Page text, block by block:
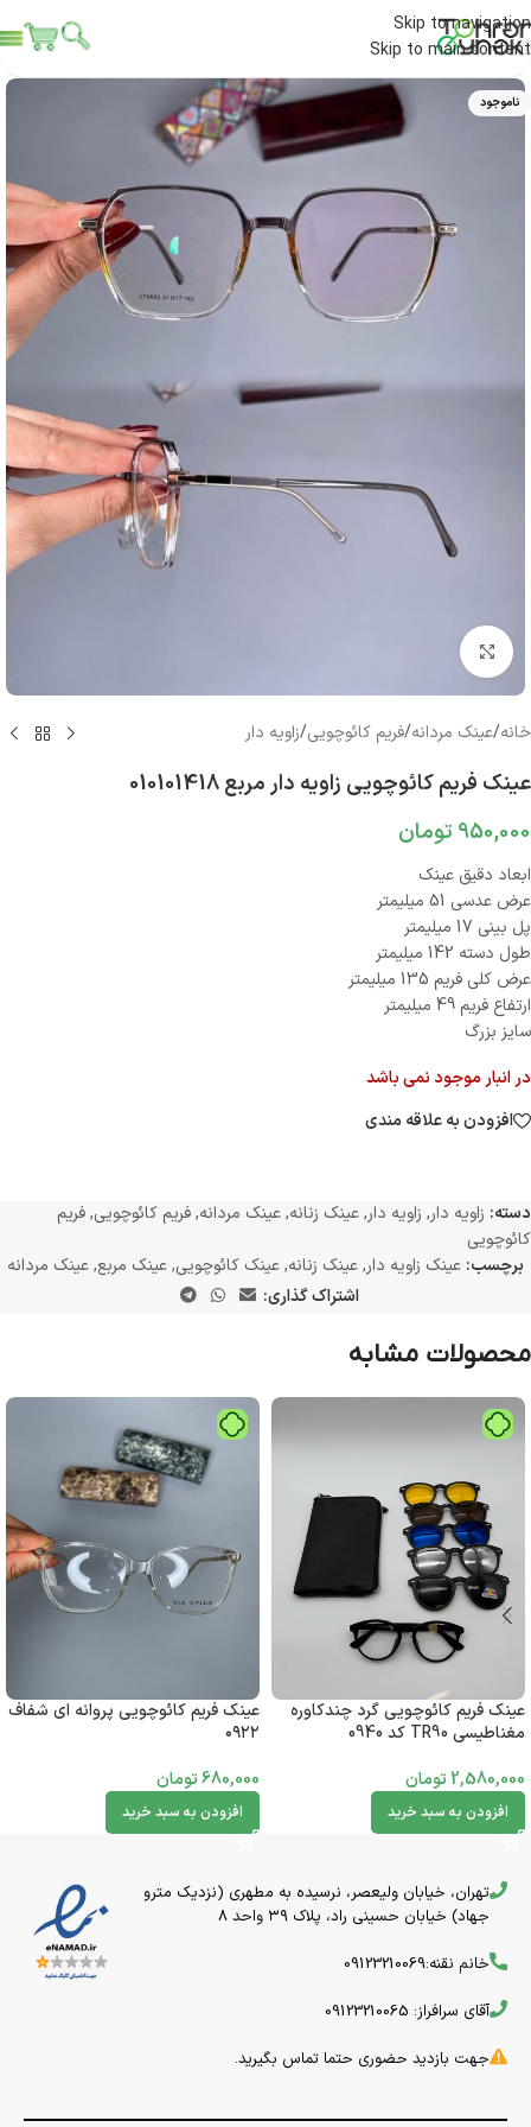
Skip to navigation
Skip to main content
ناموجود
بزرگنمایی تصویر
خانه/عینک مردانه/فریم کائوچویی/زاویه دار
عینک فریم کائوچویی زاویه دار مربع 010101418
950,000 تومان
ابعاد دقیق عینک
عرض عدسی 51 میلیمتر
پل بینی 17 میلیمتر
طول دسته 142 میلیمتر
عرض کلی فریم 135 میلیمتر
ارتفاع فریم 49 میلیمتر
سایز بزرگ
در انبار موجود نمی باشد
افزودن به علاقه مندی
دسته: زاویه دار, زاویه دار,عینک زنانه,عینک مردانه,فریم کائوچویی,فریم
کائوچویی
برچسب: عینک زاویه دار,عینک زنانه,عینک کائوچویی,عینک مربع,عینک مردانه
اشتراک گذاری:
محصولات مشابه
عینک فریم کائوچویی گرد چندکاوره
مغناطیسی TR90 کد 0940
2,580,000تومان
افزودن به سبد خرید
عینک فریم کائوچویی پروانه ای شفاف
۰۹۲۲
680,000تومان
افزودن به سبد خرید
تهران، خیابان ولیعصر، نرسیده به مطهری (نزدیک مترو
جهاد) خیابان حسینی راد، پلاک ۳۹ واحد 8
خانم نقنه:09123210069
آقای سرافراز: 09123210065
جهت بازدید حضوری حتما تماس بگیرید.